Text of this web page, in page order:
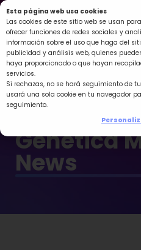
Esta página web usa cookies
Las cookies de este sitio web se usan
ofrecer funciones de redes sociales y
información sobre el uso que haga del
publicidad y análisis web, quienes
haya proporcionado o que hayan
servicios.
Si rechazas, no se hará seguimiento de
usará una sola cookie en tu navegador
seguimiento.
Ir
al
contenido
Genética
News